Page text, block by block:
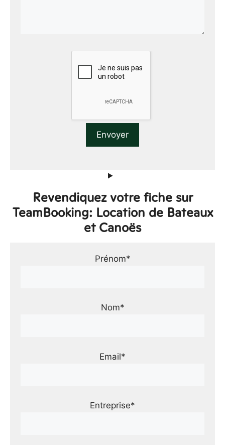
Revendiquez votre fiche sur
TeamBooking: Location de Bateaux
et Canoës
Prénom*
Nom*
Email*
Entreprise*